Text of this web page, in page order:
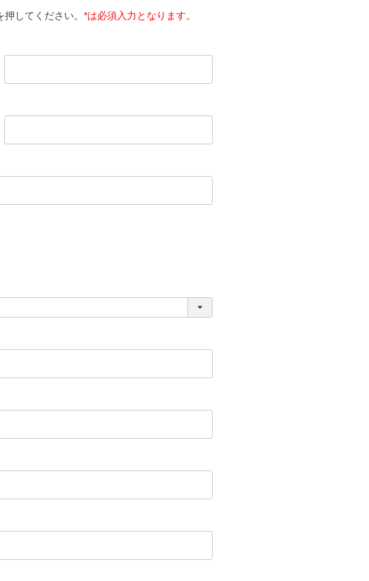
してください。 *は必須入力となります。